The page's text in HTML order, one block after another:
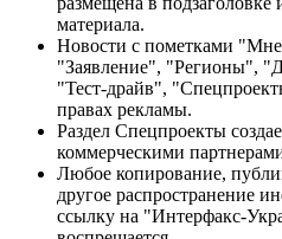
материала.
Новости с пометками
"Заявление", "Регионы",
"Тест-драйв",
правах рекламы.
Раздел Спецпроекты
коммерческими
Любое копирование,
другое распространение
ссылку на "Интерфакс-